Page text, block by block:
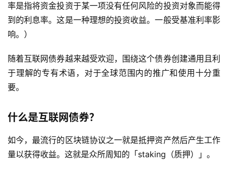
率是指将资金投资于某一项没有任何风险的投资对象而能得
到的利息率。这是一种理想的投资收益。一般受基准利率影
响。）
随着互联网债券越来越受欢迎，围绕这个债券创建通用且利
于理解的专有术语，对于全球范围内的推广和使用十分重
要。
什么是互联网债券？
如今，最流行的区块链协议之一就是抵押资产然后产生工作
量以获得收益。这就是众所周知的「staking（质押）」。